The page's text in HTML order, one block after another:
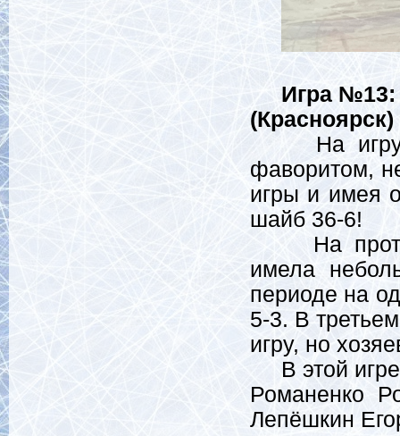
Игра №13:
(Красноярск)
На игру в
фаворитом,
игры и имея
шайб 36-6!
На
имела
периоде на
5-3. В
игру, но
В этой игре
Романенко
Лепёшкин